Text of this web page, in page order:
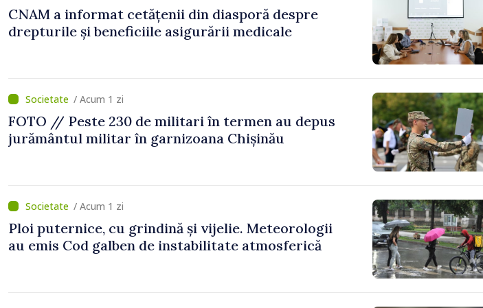
CNAM a informat cetățenii din diasporă despre
drepturile și beneficiile asigurării medicale
/ Acum 1 zi
FOTO // Peste 230 de militari în termen au depus
jurământul militar în garnizoana Chișinău
/ Acum 1 zi
Ploi puternice, cu grindină și vijelie. Meteorologii
au emis Cod galben de instabilitate atmosferică